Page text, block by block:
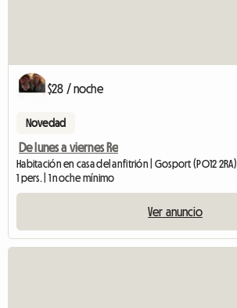
$28 / noche
Novedad
De lunes a viernes Re
Habitación en casa del anfitrión | Gosport (PO12 2RA)
1 pers. | 1 noche mínimo
Ver anuncio